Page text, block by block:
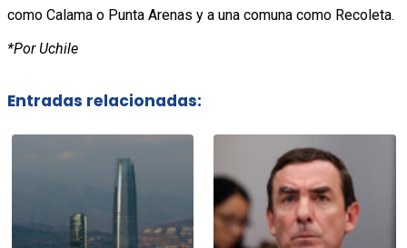
como Calama o Punta Arenas y a una comuna como Recoleta.
*Por Uchile
Entradas relacionadas: